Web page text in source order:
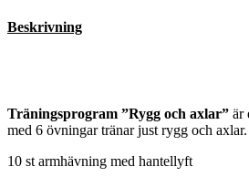
Beskrivning
Träningsprogram ”Rygg och axlar” är
med 6 övningar tränar just rygg och axlar.
10 st armhävning med hantellyft